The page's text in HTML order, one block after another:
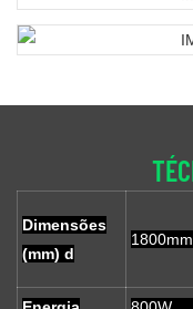
Dimensões
(mm) d